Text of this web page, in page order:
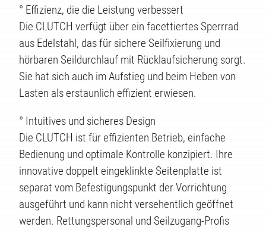
° Effizienz, die die Leistung verbessert
Die CLUTCH verfügt über ein facettiertes Sperrrad
aus Edelstahl, das für sichere Seilfixierung und
hörbaren Seildurchlauf mit Rücklaufsicherung sorgt.
Sie hat sich auch im Aufstieg und beim Heben von
Lasten als erstaunlich effizient erwiesen.
° Intuitives und sicheres Design
Die CLUTCH ist für effizienten Betrieb, einfache
Bedienung und optimale Kontrolle konzipiert. Ihre
innovative doppelt eingeklinkte Seitenplatte ist
separat vom Befestigungspunkt der Vorrichtung
ausgeführt und kann nicht versehentlich geöffnet
werden. Rettungspersonal und Seilzugang-Profis